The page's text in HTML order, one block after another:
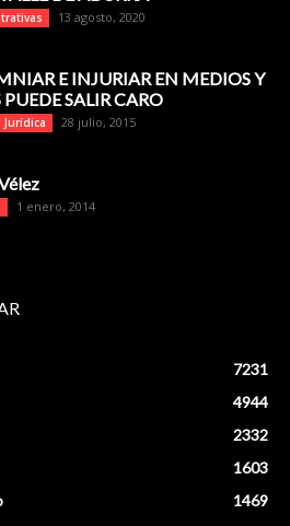
13 agosto, 2020
E INJURIAR EN MEDIOS Y
PUEDE SALIR CARO
Jurídica 28 julio, 2015
1 enero, 2014
7231
4944
2332
1603
1469